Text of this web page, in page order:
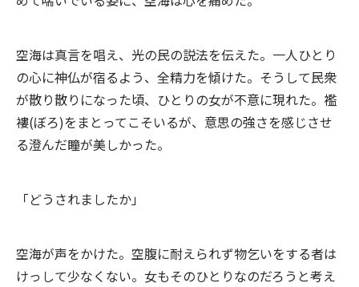
空海は真言を唱え、光の民の説法を伝えた。一人ひとり
の心に神仏が宿るよう、全精力を傾けた。そうして民衆
が散り散りになった頃、ひとりの女が不意に現れた。襤
褸(ぼろ)をまとってこそいるが、意思の強さを感じさせ
る澄んだ瞳が美しかった。
「どうされましたか」
空海が声をかけた。空腹に耐えられず物乞いをする者は
けっして少なくない。女もそのひとりなのだろうと考え